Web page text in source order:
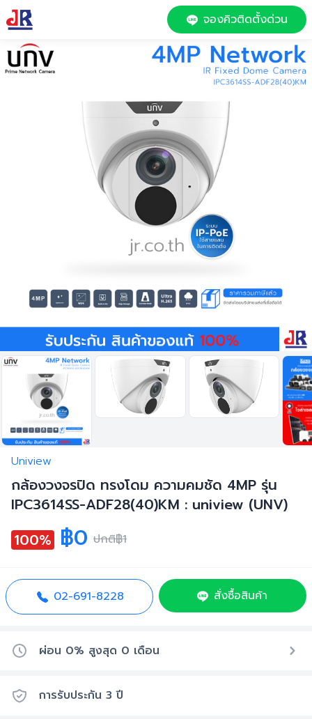
จองคิวติดตั้งด่วน
Uniview
กล้องวงจรปิด ทรงโดม ความคมชัด 4MP รุ่น
IPC3614SS-ADF28(40)KM : uniview (UNV)
100% ฿0 ปกติ฿1
02-691-8228 สั่งซื้อสินค้า
ผ่อน 0% สูงสุด 0 เดือน
การรับประกัน 3 ปี